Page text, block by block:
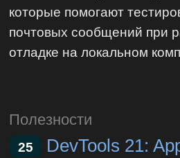
которые помогают
почтовых сообщений при
отладке на локальном
Полезности
25
DevTools 21: